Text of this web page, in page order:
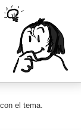
el tema.